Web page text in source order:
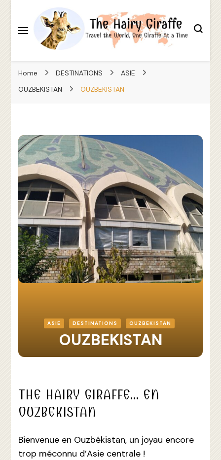
The Hairy Giraffe
Home
DESTINATIONS
ASIE
OUZBEKISTAN
OUZBEKISTAN
ASIE DESTINATIONS OUZBEKISTAN
OUZBEKISTAN
THE HAIRY GIRAFFE… EN
OUZBEKISTAN
Bienvenue en Ouzbékistan, un joyau encore
trop méconnu d’Asie centrale !